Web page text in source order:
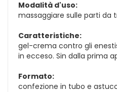
Modalità d'uso:
massaggiare sulle parti da
Caratteristiche:
gel-crema contro gli
in ecceso. Sin dalla prima
Formato:
confezione in tubo e